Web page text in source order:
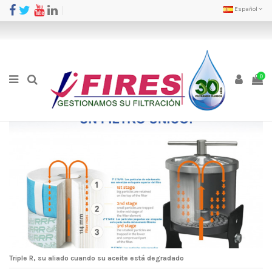
Español
0
Triple R, su aliado cuando su aceite está degradado